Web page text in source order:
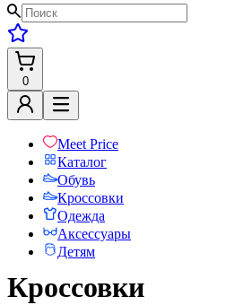
0
Meet Price
Каталог
Обувь
Кроссовки
Одежда
Аксессуары
Детям
Кроссовки